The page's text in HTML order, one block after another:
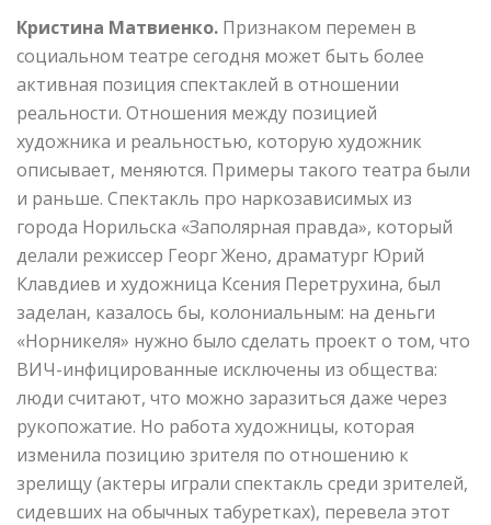
Кристина Матвиенко. Признаком перемен в
социальном театре сегодня может быть более
активная позиция спектаклей в отношении
реальности. Отношения между позицией
художника и реальностью, которую художник
описывает, меняются. Примеры такого театра были
и раньше. Спектакль про наркозависимых из
города Норильска «Заполярная правда», который
делали режиссер Георг Жено, драматург Юрий
Клавдиев и художница Ксения Перетрухина, был
заделан, казалось бы, колониальным: на деньги
«Норникеля» нужно было сделать проект о том, что
ВИЧ-инфицированные исключены из общества:
люди считают, что можно заразиться даже через
рукопожатие. Но работа художницы, которая
изменила позицию зрителя по отношению к
зрелищу (актеры играли спектакль среди зрителей,
сидевших на обычных табуретках), перевела этот